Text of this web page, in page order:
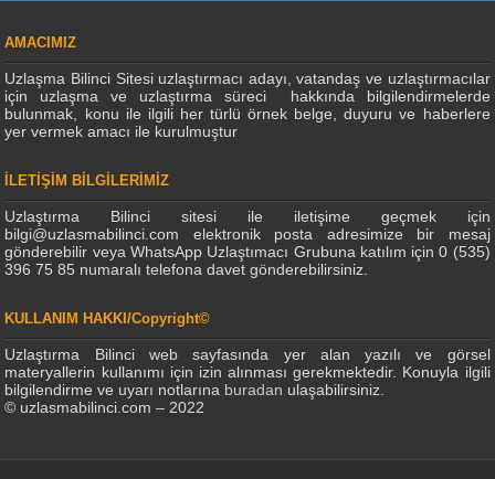
AMACIMIZ
Uzlaşma Bilinci Sitesi uzlaştırmacı adayı, vatandaş ve uzlaştırmacılar
için uzlaşma ve uzlaştırma süreci hakkında bilgilendirmelerde
bulunmak, konu ile ilgili her türlü örnek belge, duyuru ve haberlere
yer vermek amacı ile kurulmuştur
İLETİŞİM BİLGİLERİMİZ
Uzlaştırma Bilinci sitesi ile iletişime geçmek için
bilgi@uzlasmabilinci.com elektronik posta adresimize bir mesaj
gönderebilir veya WhatsApp Uzlaştımacı Grubuna katılım için 0 (535)
396 75 85 numaralı telefona davet gönderebilirsiniz.
KULLANIM HAKKI/Copyright©
Uzlaştırma Bilinci web sayfasında yer alan yazılı ve görsel
materyallerin kullanımı için izin alınması gerekmektedir. Konuyla ilgili
bilgilendirme ve uyarı notlarına buradan ulaşabilirsiniz.
© uzlasmabilinci.com – 2022